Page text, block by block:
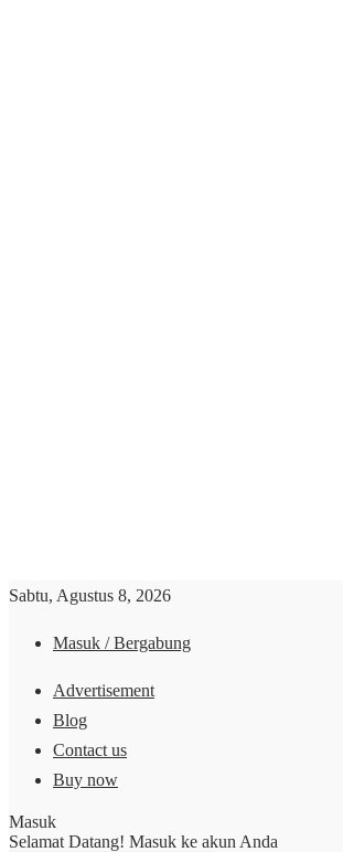
Sabtu, Agustus 8, 2026
Masuk / Bergabung
Advertisement
Blog
Contact us
Buy now
Masuk
Selamat Datang! Masuk ke akun Anda